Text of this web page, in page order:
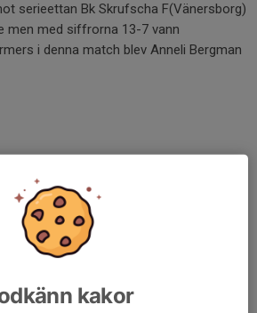
serieettan Bk Skrufscha F(Vänersborg)
men med siffrorna 13-7 vann
i denna match blev Anneli Bergman
kakor